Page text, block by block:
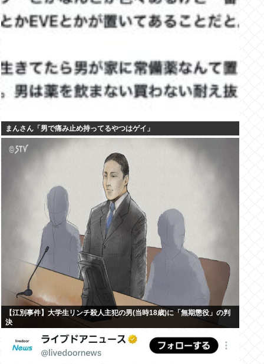
まんさん「男で痛み止め持ってるやつはゲイ」
【江別事件】大学生リンチ殺人主犯の男(当時18歳)に「無期懲役」の判
決